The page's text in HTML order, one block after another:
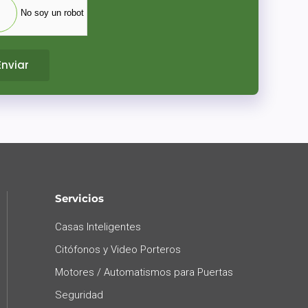
No soy un robot
Servicios
Casas Inteligentes
Citófonos y Video Porteros
Motores / Automatismos para Puertas
Seguridad